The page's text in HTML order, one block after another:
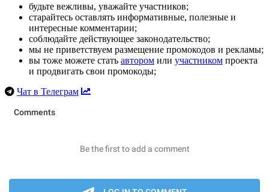
будьте вежливы, уважайте участников;
старайтесь оставлять информативные, полезные и
интересные комментарии;
соблюдайте действующее законодательство;
мы не приветствуем размещение промокодов и рекламы;
вы тоже можете стать автором или участником проекта
и продвигать свои промокоды;
Чат в Телеграм